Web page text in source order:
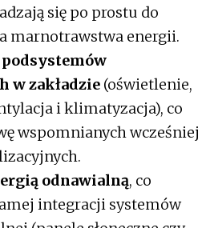
się po prostu do
marnotrawstwa energii.
w zakładzie (oświetlenie,
i klimatyzacja), co
wspomnianych wcześniej
odnawialną, co
integracji systemów